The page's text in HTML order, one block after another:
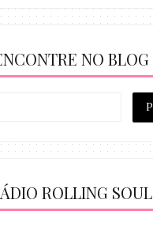
NO BLOG
ROLLING SOUL